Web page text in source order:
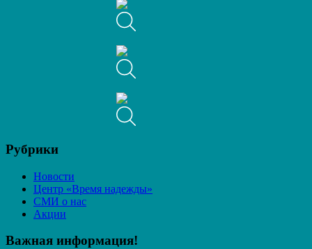
Рубрики
Новости
Центр «Время надежды»
СМИ о нас
Акции
Важная информация!